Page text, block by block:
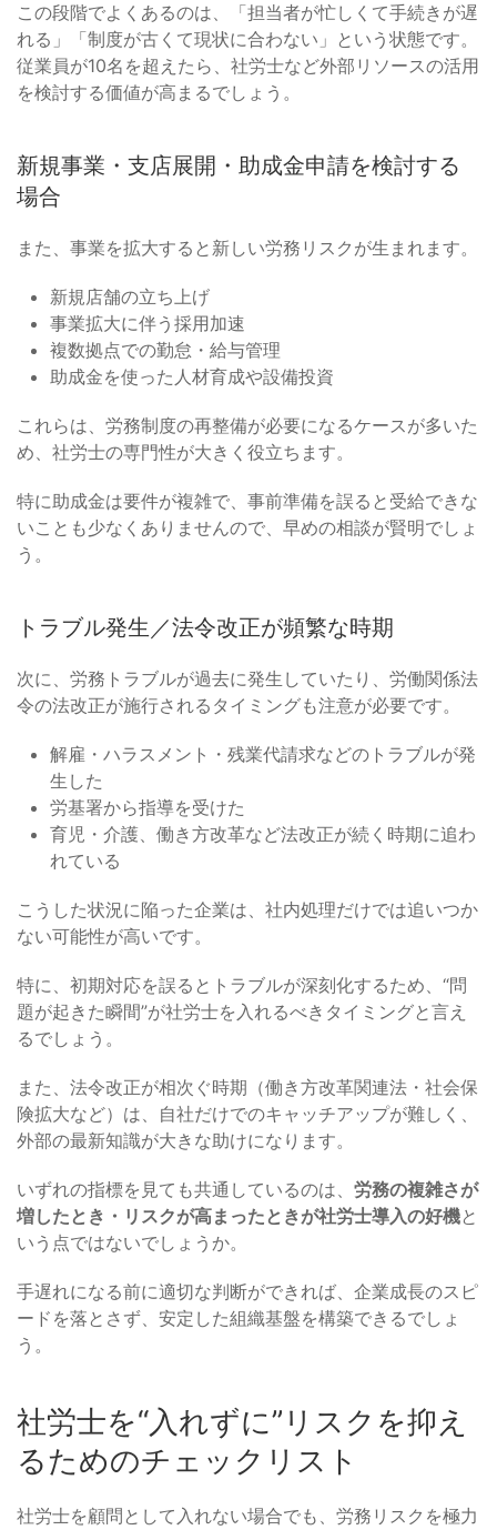
この段階でよくあるのは、「担当者が忙しくて手続きが遅
れる」「制度が古くて現状に合わない」という状態です。
従業員が10名を超えたら、社労士など外部リソースの活用
を検討する価値が高まるでしょう。
新規事業・支店展開・助成金申請を検討する
場合
また、事業を拡大すると新しい労務リスクが生まれます。
新規店舗の立ち上げ
事業拡大に伴う採用加速
複数拠点での勤怠・給与管理
助成金を使った人材育成や設備投資
これらは、労務制度の再整備が必要になるケースが多いた
め、社労士の専門性が大きく役立ちます。
特に助成金は要件が複雑で、事前準備を誤ると受給できな
いことも少なくありませんので、早めの相談が賢明でしょ
う。
トラブル発生／法令改正が頻繁な時期
次に、労務トラブルが過去に発生していたり、労働関係法
令の法改正が施行されるタイミングも注意が必要です。
解雇・ハラスメント・残業代請求などのトラブルが発
生した
労基署から指導を受けた
育児・介護、働き方改革など法改正が続く時期に追わ
れている
こうした状況に陥った企業は、社内処理だけでは追いつか
ない可能性が高いです。
特に、初期対応を誤るとトラブルが深刻化するため、“問
題が起きた瞬間”が社労士を入れるべきタイミングと言え
るでしょう。
また、法令改正が相次ぐ時期（働き方改革関連法・社会保
険拡大など）は、自社だけでのキャッチアップが難しく、
外部の最新知識が大きな助けになります。
いずれの指標を見ても共通しているのは、 労務の複雑さが
増したとき・リスクが高まったときが社労士導入の好機と
いう点ではないでしょうか。
手遅れになる前に適切な判断ができれば、企業成長のスピ
ードを落とさず、安定した組織基盤を構築できるでしょ
う。
社労士を“入れずに”リスクを抑え
るためのチェックリスト
社労士を顧問として入れない場合でも、労務リスクを極力